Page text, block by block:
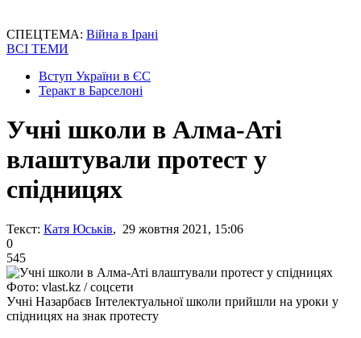
СПЕЦТЕМА: Війна в Ірані
ВСІ ТЕМИ
Вступ України в ЄС
Теракт в Барселоні
Учні школи в Алма-Аті
влаштували протест у
спідницях
Текст: Катя Юськів, 29 жовтня 2021, 15:06
0
545
Фото: vlast.kz / соцсети
Учні Назарбаєв Інтелектуальної школи прийшли на уроки у
спідницях на знак протесту